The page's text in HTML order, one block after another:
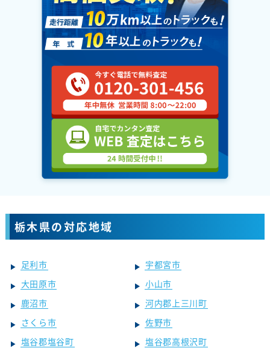
栃木県の対応地域
足利市
宇都宮市
大田原市
小山市
鹿沼市
河内郡上三川町
さくら市
佐野市
塩谷郡塩谷町
塩谷郡高根沢町